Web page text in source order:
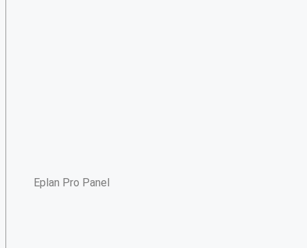
Eplan Pro Panel